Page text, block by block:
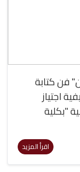
فن كتابة
اجتياز
"بكلية
اقرأ المزيد